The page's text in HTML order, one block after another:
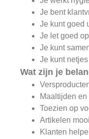
Je bent
Je kunt goed
Je let goed
Je kunt
Je kunt
Wat zijn je
Maaltijden
Toezien op
Artikelen
Klanten